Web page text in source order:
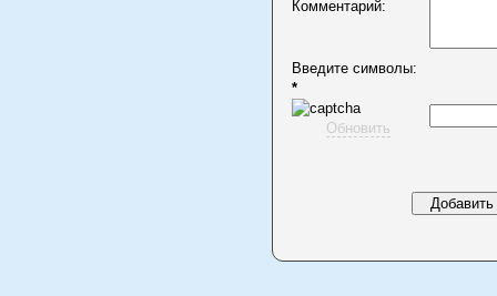
Комментарий:
Введите символы:
*
Обновить